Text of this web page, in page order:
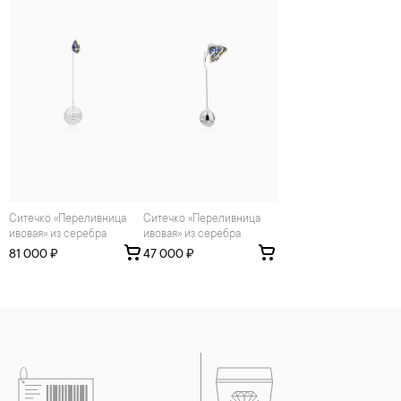
появление темного налета, а золотые украшения от
воздействия серы покрываются коричневыми
пятнами.Кроме того, жирные кремы прочно оседают на
притягивают к себе пыль. Из-за смеси жира и пыли часто
разбалтываются и ломаются замки на ювелирных изделиях.
других камней.
3. Ни в коем случае не храните украшения в ванной комнате.
Особенно беречь от воздействия влаги, необходимо
Ситечко «Переливница
ивовая» из серебра
81 000 ₽
Ситечко «Переливница
ивовая» из серебра
47 000 ₽